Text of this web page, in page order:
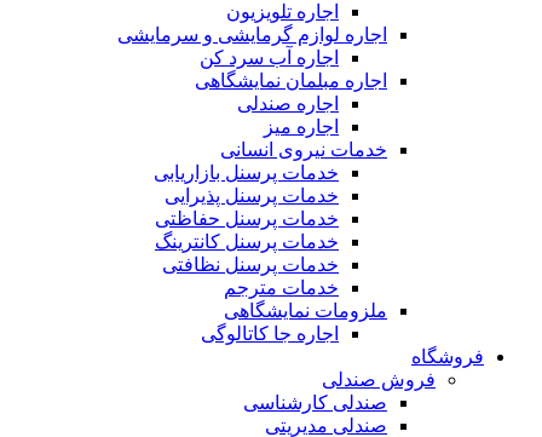
اجاره تلویزیون
اجاره لوازم گرمایشی و سرمایشی
اجاره آب سرد کن
اجاره مبلمان نمایشگاهی
اجاره صندلی
اجاره میز
خدمات نیروی انسانی
خدمات پرسنل بازاریابی
خدمات پرسنل پذیرایی
خدمات پرسنل حفاظتی
خدمات پرسنل کانترینگ
خدمات پرسنل نظافتی
خدمات مترجم
ملزومات نمایشگاهی
اجاره جا کاتالوگی
فروشگاه
فروش صندلی
صندلی کارشناسی
صندلی مدیریتی